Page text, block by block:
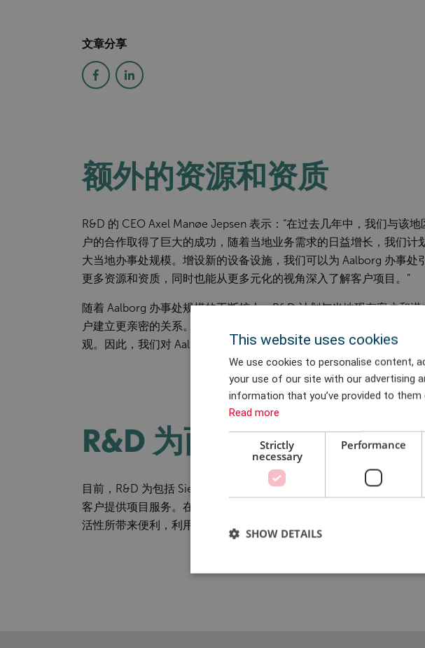
文章分享
额外的资源和资质
R&D 的 CEO Axel Manøe Jepsen 表示：“在过去几年中，我们与该地
户的合作取得了巨大的成功，随着当地业务需求的日益增长，我们计
大当地办事处规模。增设新的设备设施，我们可以为 Aalborg 办事处
更多资源和资质，同时也能从更多元化的视角深入了解客户项目。”
随着 Aalborg 办事处规模的不断扩大，R&D 计划与当地现有客户和潜
户建立更亲密的关系。“我们认为在当地开设办事处会为客户带来不同
观。因此，我们对 Aalborg 办事处的发展乐见其成，因为这说明我们
R&D 为西门子提供灵活
目前，R&D 为包括 Siemens Wind Power Aalborg 分公司在内的多个
客户提供项目服务。在与 R&D 的合作中，西门子受益于 R&D 解决方
活性所带来便利，利用外部顾问补充内部资源短缺。
This website uses cookies
We use cookies to personalise content,
your use of our site with our advertising
information that you’ve provided to
Read more
Strictly
necessary
Performance
SHOW DETAILS